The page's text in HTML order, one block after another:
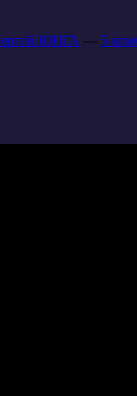
ЮНГА — 5